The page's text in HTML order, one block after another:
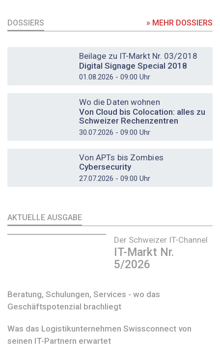
DOSSIERS » MEHR DOSSIERS
Beilage zu IT-Markt Nr. 03/2018
Digital Signage Special 2018
01.08.2026 - 09:00 Uhr
Wo die Daten wohnen
Von Cloud bis Colocation: alles zu
Schweizer Rechenzentren
30.07.2026 - 09:00 Uhr
Von APTs bis Zombies
Cybersecurity
27.07.2026 - 09:00 Uhr
AKTUELLE AUSGABE
Der Schweizer IT-Channel
IT-Markt Nr.
5/2026
Beratung, Schulungen, Services - wo das
Geschäftspotenzial brachliegt
Was das Logistikunternehmen Swissconnect von
seinen IT-Partnern erwartet